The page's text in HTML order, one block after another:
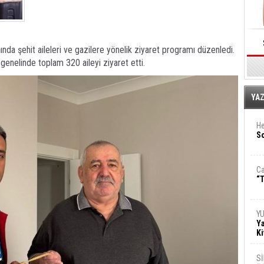
şehit aileleri ve gazilere yönelik ziyaret programı düzenledi.
toplam 320 aileyi ziyaret etti.